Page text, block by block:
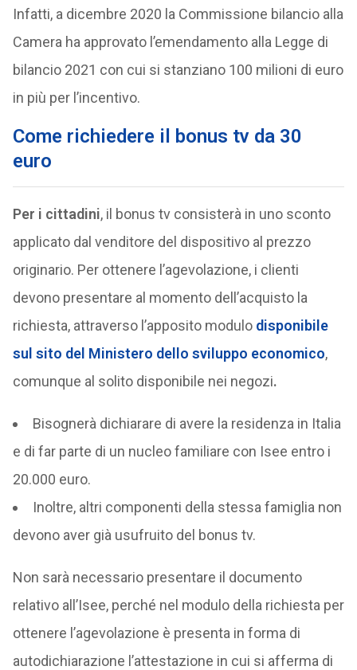
Infatti, a dicembre 2020 la Commissione bilancio alla
Camera ha approvato l’emendamento alla Legge di
bilancio 2021 con cui si stanziano 100 milioni di euro
in più per l’incentivo.
Come richiedere il bonus tv da 30
euro
Per i cittadini, il bonus tv consisterà in uno sconto
applicato dal venditore del dispositivo al prezzo
originario. Per ottenere l’agevolazione, i clienti
devono presentare al momento dell’acquisto la
richiesta, attraverso l’apposito modulo disponibile
sul sito del Ministero dello sviluppo economico,
comunque al solito disponibile nei negozi.
Bisognerà dichiarare di avere la residenza in Italia
e di far parte di un nucleo familiare con Isee entro i
20.000 euro.
Inoltre, altri componenti della stessa famiglia non
devono aver già usufruito del bonus tv.
Non sarà necessario presentare il documento
relativo all’Isee, perché nel modulo della richiesta per
ottenere l’agevolazione è presenta in forma di
autodichiarazione l’attestazione in cui si afferma di